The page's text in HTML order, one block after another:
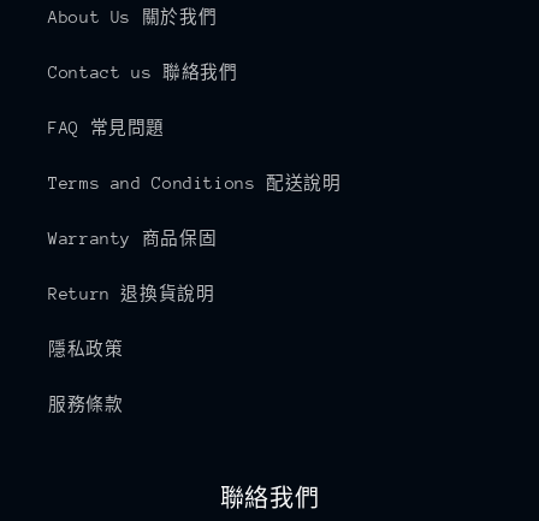
About Us 關於我們
Contact us 聯絡我們
FAQ 常見問題
Terms and Conditions 配送說明
Warranty 商品保固
Return 退換貨說明
隱私政策
服務條款
聯絡我們